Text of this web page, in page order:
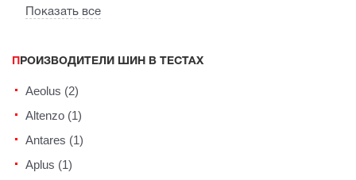
Показать все
ПРОИЗВОДИТЕЛИ ШИН В ТЕСТАХ
Aeolus (2)
Altenzo (1)
Antares (1)
Aplus (1)